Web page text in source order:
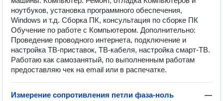
ноутбуков, установка программного обеспечения,
Windows и т.д. Сборка ПК, консультация по сборке ПК
Обучение по работе с Компьютером. Дополнительно:
Проведение проводного интернета, подключение и
настройка ТВ-приставок, ТВ-кабеля, настройка смарт-ТВ.
Работаю как самозанятый, по выполненным работам
предоставляю чек на email или в распечатке.
Измерение сопротивления петли фаза-ноль —